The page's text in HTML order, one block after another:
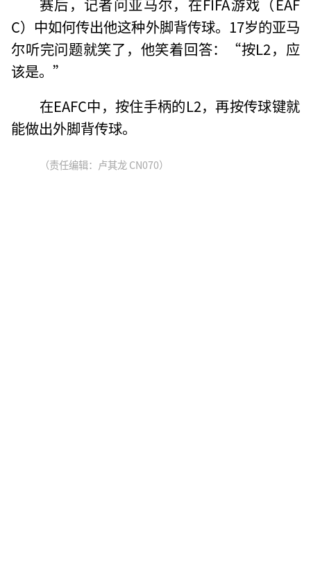
C）中如何传出他这种外脚背传球。17岁的亚马
尔听完问题就笑了，他笑着回答：“按L2，应
该是。”
在EAFC中，按住手柄的L2，再按传球键就
能做出外脚背传球。
（责任编辑：卢其龙 CN070）